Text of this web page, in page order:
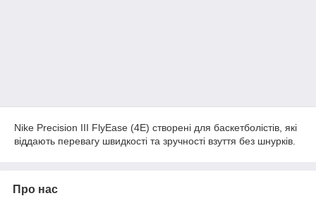
Nike Precision III FlyEase (4E) створені для баскетболістів, які
віддають перевагу швидкості та зручності взуття без шнурків.
Про нас